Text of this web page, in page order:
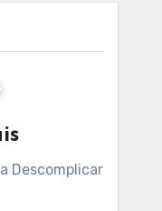
Descomplicar